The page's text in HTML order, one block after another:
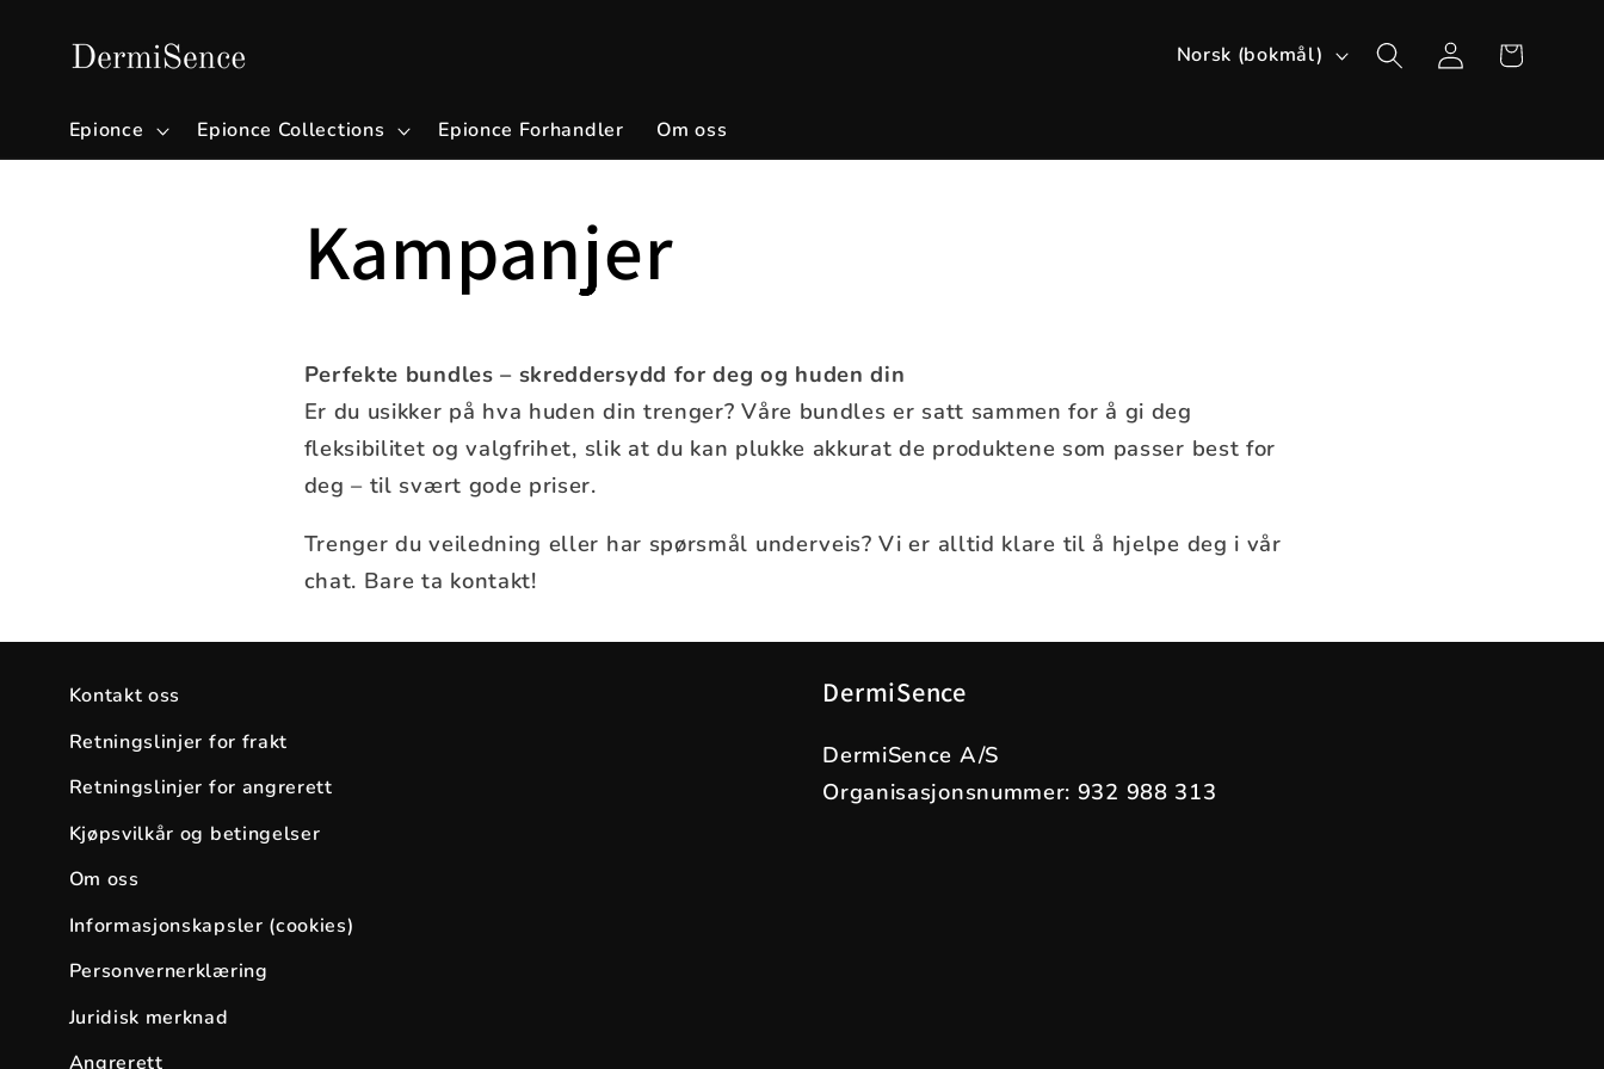
innholdet
Epionce Epionce Collections Epionce Forhandler Om oss
SNorsk (bokmål)
Logg
inn
Handlekurv
Kampanjer
Perfekte bundles – skreddersydd for deg og huden din
Er du usikker på hva huden din trenger? Våre bundles er satt sammen for å gi deg
fleksibilitet og valgfrihet, slik at du kan plukke akkurat de produktene som passer best for
deg – til svært gode priser.
Trenger du veiledning eller har spørsmål underveis? Vi er alltid klare til å hjelpe deg i vår
chat. Bare ta kontakt!
Kontakt oss
Retningslinjer for frakt
Retningslinjer for angrerett
Kjøpsvilkår og betingelser
Om oss
Informasjonskapsler (cookies)
Personvernerklæring
Juridisk merknad
Angrerett
DermiSence
DermiSence A/S
Organisasjonsnummer: 932 988 313